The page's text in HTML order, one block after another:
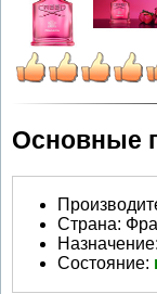
Основные
Страна:
Назначение:
Состояние: